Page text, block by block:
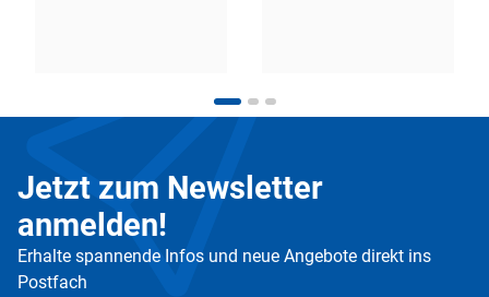
Jetzt zum Newsletter
anmelden!
Erhalte spannende Infos und neue Angebote direkt ins
Postfach